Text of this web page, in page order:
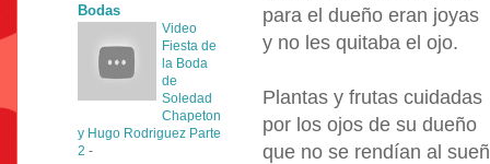
para el dueño eran joyas
y no les quitaba el ojo.
Plantas y frutas cuidadas
por los ojos de su dueño
que no se rendían al
Bodas
Video
Fiesta de
la Boda
de
Soledad
Chapeton
y Hugo Rodriguez Parte
2 -